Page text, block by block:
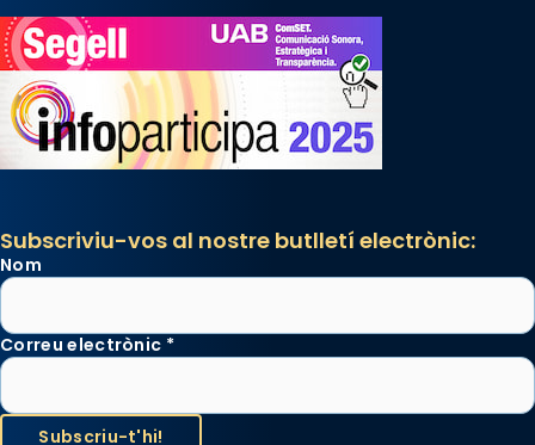
Subscriviu-vos al nostre butlletí electrònic:
Nom
Correu electrònic *